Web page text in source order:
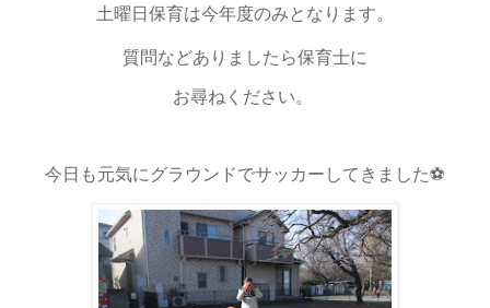
土曜日保育は今年度のみとなります。
質問などありましたら保育士に
お尋ねください。
今日も元気にグラウンドでサッカーしてきました⚽